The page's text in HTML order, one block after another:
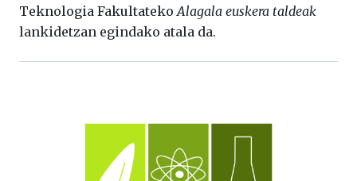
Teknologia FakultatekoAlagala euskera taldeak
lankidetzan egindako atala da.